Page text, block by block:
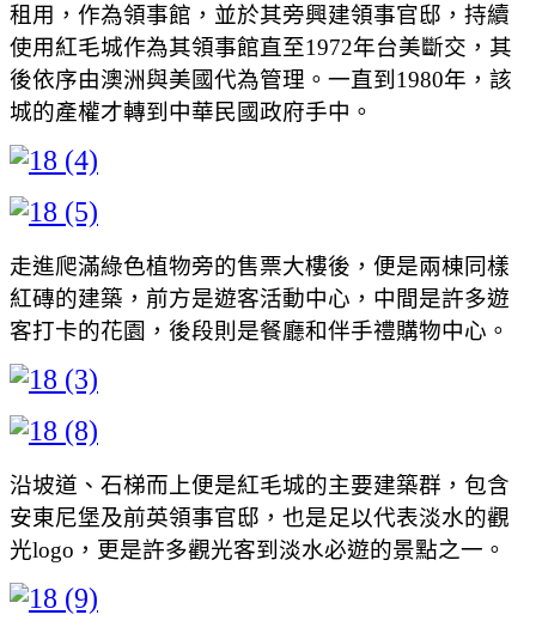
租用，作為領事館，並於其旁興建領事官邸，持續
使用紅毛城作為其領事館直至1972年台美斷交，其
後依序由澳洲與美國代為管理。一直到1980年，該
城的產權才轉到中華民國政府手中。
走進爬滿綠色植物旁的售票大樓後，便是兩棟同樣
紅磚的建築，前方是遊客活動中心，中間是許多遊
客打卡的花園，後段則是餐廳和伴手禮購物中心。
沿坡道、石梯而上便是紅毛城的主要建築群，包含
安東尼堡及前英領事官邸，也是足以代表淡水的觀
光logo，更是許多觀光客到淡水必遊的景點之一。